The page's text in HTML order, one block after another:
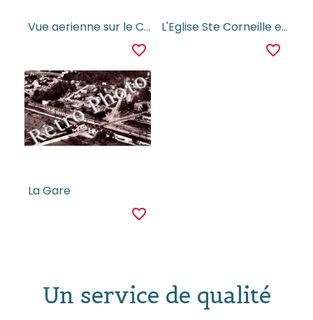
Vue aerienne sur le Centre
favorite_border
L'Eglise Ste Corneille et St Cyprien
favorite_border
La Gare
favorite_border
Un service de qualité